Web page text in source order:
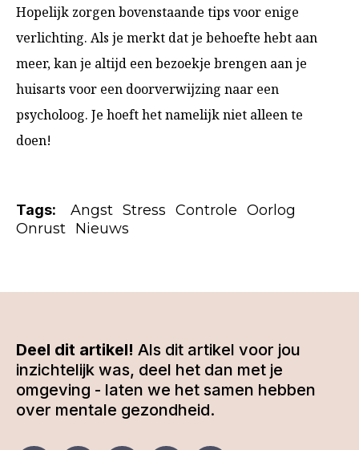
Hopelijk zorgen bovenstaande tips voor enige
verlichting. Als je merkt dat je behoefte hebt aan
meer, kan je altijd een bezoekje brengen aan je
huisarts voor een doorverwijzing naar een
psycholoog. Je hoeft het namelijk niet alleen te
doen!
Tags: Angst Stress Controle Oorlog
Onrust Nieuws
Deel dit artikel! Als dit artikel voor jou
inzichtelijk was, deel het dan met je
omgeving - laten we het samen hebben
over mentale gezondheid.